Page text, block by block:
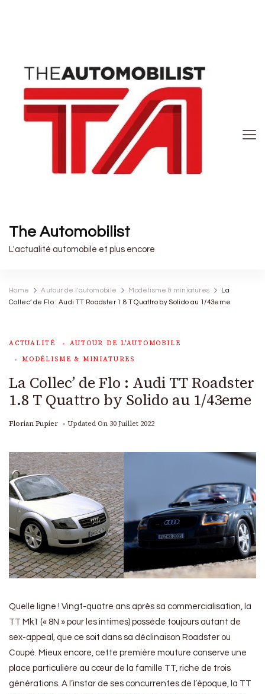
The Automobilist
L'actualité automobile et plus encore
Home Autour de l'automobile Modélisme & miniatures
La
Collec’ de Flo : Audi TT Roadster 1.8 T Quattro by Solido au 1/43eme
ACTUALITÉ
AUTOUR DE L'AUTOMOBILE
MODÉLISME & MINIATURES
La Collec’ de Flo : Audi TT Roadster
1.8 T Quattro by Solido au 1/43eme
Florian Pupier Updated On 30 Juillet 2022
Quelle ligne ! Vingt-quatre ans après sa commercialisation, la
TT Mk1 (« 8N » pour les intimes) possède toujours autant de
sex-appeal, que ce soit dans sa déclinaison Roadster ou
Coupé. Mieux encore, cette première mouture conserve une
place particulière au cœur de la famille TT, riche de trois
générations. A l’instar de ses concurrentes de l’époque, la TT